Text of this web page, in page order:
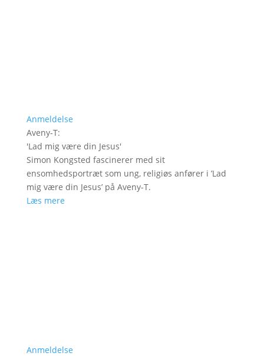
Anmeldelse
Aveny-T:
'Lad mig være din Jesus'
Simon Kongsted fascinerer med sit
ensomhedsportræt som ung, religiøs anfører i ’Lad
mig være din Jesus’ på Aveny-T.
Læs mere
Anmeldelse